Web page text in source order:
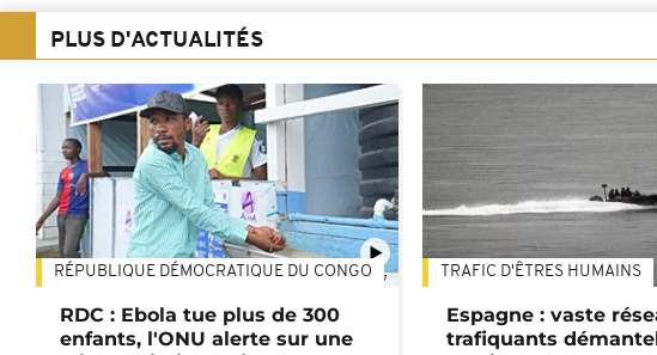
PLUS D'ACTUALITÉS
01:47
RÉPUBLIQUE DÉMOCRATIQUE DU CONGO
RDC : Ebola tue plus de 300
enfants, l'ONU alerte sur une
TRAFIC D'ÊTRES HUMAINS
Espagne : vaste
trafiquants